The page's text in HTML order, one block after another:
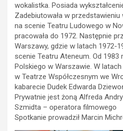
wokalistka. Posiada
Zadebiutowała w
na scenie Teatru Ludowego w
pracowała do 1972. Następnie
Warszawy, gdzie w latach 1972-
scenie Teatru Ateneum. Od 1983
Polskiego w Warszawie. W
w Teatrze Współczesnym we
kabarecie Dudek Edwarda
Prywatnie jest żoną Alfreda
Szmidta – operatora filmowego
Spotkanie prowadził Marcin